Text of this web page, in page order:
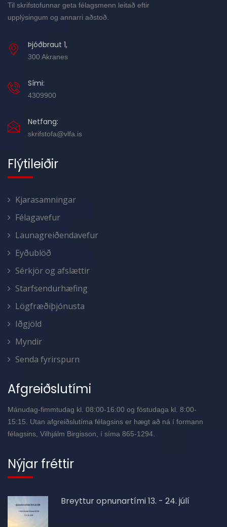
Til skrifstofunnar geta félagsmenn leitað eftir
upplýsingum og annarri aðstoð.
Þjóðbraut 1,
300 Akranes
Sími:
4309900
Netfang:
skrifstofa@vlfa.is
Flýtileiðir
Kjarasamningar
Félagavefur
Launagreiðendavefur
Eyðublöð
Sérkjör og afslættir
Starfsendurhæfing
Lögfræðiþjónusta
Iðgjöld
Myndir
Senda fyrirspurn
Afgreiðslutími
Mánudag-fimmtudag kl. 08:00-16:00 og föstudaga kl. 8:00-
15:15. Utan afgreiðslutíma félagsins er hægt að ná í formann
félagsins, Vilhjálm Birgisson, í síma 865-1294.
Nýjar fréttir
Breyttur opnunartími 13. - 24. júlí